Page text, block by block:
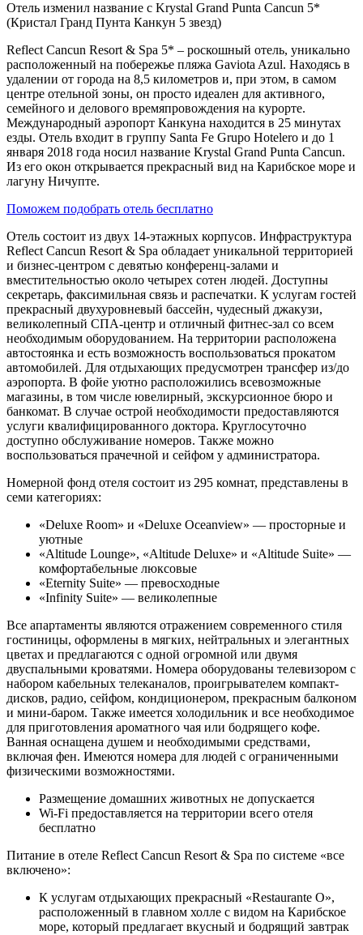
Отель изменил название с Krystal Grand Punta Cancun 5*
(Кристал Гранд Пунта Канкун 5 звезд)
Reflect Cancun Resort & Spa 5* – роскошный отель, уникально
расположенный на побережье пляжа Gaviota Azul. Находясь в
удалении от города на 8,5 километров и, при этом, в самом
центре отельной зоны, он просто идеален для активного,
семейного и делового времяпровождения на курорте.
Международный аэропорт Канкуна находится в 25 минутах
езды. Отель входит в группу Santa Fe Grupo Hotelero и до 1
января 2018 года носил название Krystal Grand Punta Cancun.
Из его окон открывается прекрасный вид на Карибское море и
лагуну Ничупте.
Поможем подобрать отель бесплатно
Отель состоит из двух 14-этажных корпусов. Инфраструктура
Reflect Cancun Resort & Spa обладает уникальной территорией
и бизнес-центром с девятью конференц-залами и
вместительностью около четырех сотен людей. Доступны
секретарь, факсимильная связь и распечатки. К услугам гостей
прекрасный двухуровневый бассейн, чудесный джакузи,
великолепный СПА-центр и отличный фитнес-зал со всем
необходимым оборудованием. На территории расположена
автостоянка и есть возможность воспользоваться прокатом
автомобилей. Для отдыхающих предусмотрен трансфер из/до
аэропорта. В фойе уютно расположились всевозможные
магазины, в том числе ювелирный, экскурсионное бюро и
банкомат. В случае острой необходимости предоставляются
услуги квалифицированного доктора. Круглосуточно
доступно обслуживание номеров. Также можно
воспользоваться прачечной и сейфом у администратора.
Номерной фонд отеля состоит из 295 комнат, представлены в
семи категориях:
«Deluxe Room» и «Deluxe Oceanview» — просторные и
уютные
«Altitude Lounge», «Altitude Deluxe» и «Altitude Suite» —
комфортабельные люксовые
«Eternity Suite» — превосходные
«Infinity Suite» — великолепные
Все апартаменты являются отражением современного стиля
гостиницы, оформлены в мягких, нейтральных и элегантных
цветах и предлагаются с одной огромной или двумя
двуспальными кроватями. Номера оборудованы телевизором с
набором кабельных телеканалов, проигрывателем компакт-
дисков, радио, сейфом, кондиционером, прекрасным балконом
и мини-баром. Также имеется холодильник и все необходимое
для приготовления ароматного чая или бодрящего кофе.
Ванная оснащена душем и необходимыми средствами,
включая фен. Имеются номера для людей с ограниченными
физическими возможностями.
Размещение домашних животных не допускается
Wi-Fi предоставляется на территории всего отеля
бесплатно
Питание в отеле Reflect Cancun Resort & Spa по системе «все
включено»:
К услугам отдыхающих прекрасный «Restaurante O»,
расположенный в главном холле с видом на Карибское
море, который предлагает вкусный и бодрящий завтрак